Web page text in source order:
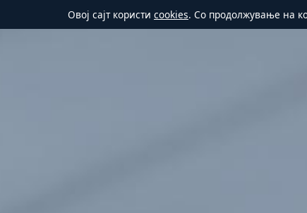
Овој сајт користи cookies. Со продолжување на